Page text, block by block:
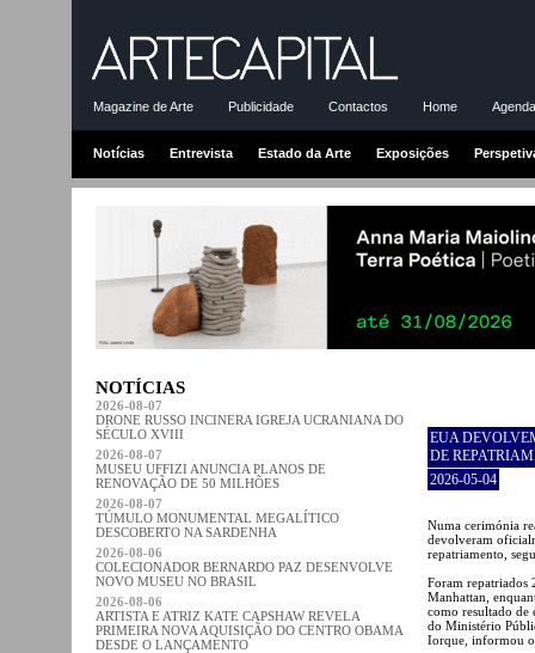
Magazine de Arte Publicidade Contactos Home
Notícias Entrevista Estado da Arte Exposições
NOTÍCIAS
2026-08-07
DRONE RUSSO INCINERA IGREJA UCRANIANA DO
SÉCULO XVIII
2026-08-07
MUSEU UFFIZI ANUNCIA PLANOS DE
RENOVAÇÃO DE 50 MILHÕES
2026-08-07
TÚMULO MONUMENTAL MEGALÍTICO
DESCOBERTO NA SARDENHA
2026-08-06
COLECIONADOR BERNARDO PAZ DESENVOLVE
NOVO MUSEU NO BRASIL
2026-08-06
ARTISTA E ATRIZ KATE CAPSHAW REVELA
PRIMEIRA NOVA AQUISIÇÃO DO CENTRO OBAMA
DESDE O LANÇAMENTO
EUA
DE
2026-05-04
Numa cerimónia
devolveram
repatriamento,
Foram repatriados
Manhattan,
como resultado de
do Ministério
Iorque, informou